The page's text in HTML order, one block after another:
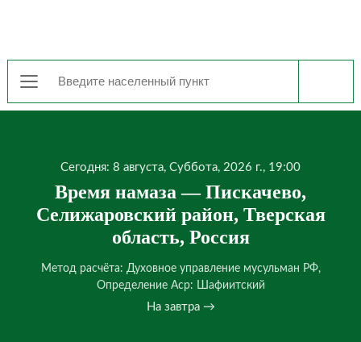
Сегодня: 8 августа, Суббота, 2026 г., 19:00
Время намаза — Пискачево,
Селижаровский район, Тверская
область, Россия
Метод расчёта: Духовное управление мусульман РФ,
Определение Аср: Шафиитский
На завтра →